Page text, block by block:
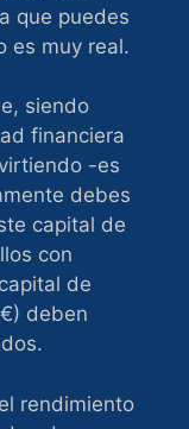
que puedes
es muy real.
siendo
financiera
-es
debes
capital de
con
de
deben
rendimiento